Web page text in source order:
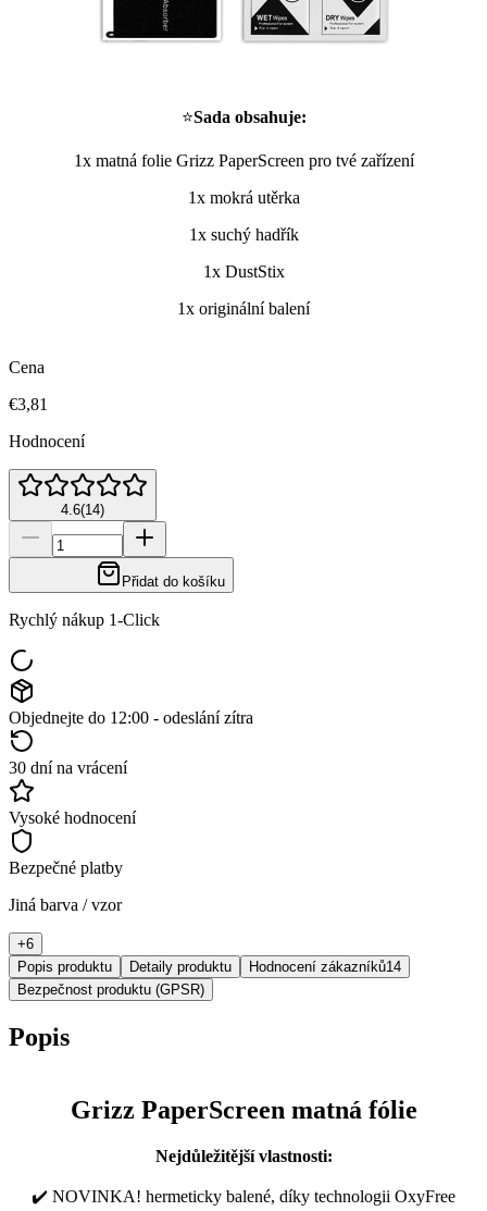
⭐Sada obsahuje:
1x matná folie Grizz PaperScreen pro tvé zařízení
1x mokrá utěrka
1x suchý hadřík
1x DustStix
1x originální balení
Cena
€3,81
Hodnocení
4.6(14)
Přidat do košíku
Rychlý nákup 1-Click
Objednejte do 12:00 - odeslání zítra
30 dní na vrácení
Vysoké hodnocení
Bezpečné platby
Jiná barva / vzor
+6
Popis produktu
Detaily produktu Hodnocení zákazníků14
Bezpečnost produktu (GPSR)
Popis
Grizz PaperScreen matná fólie
Nejdůležitější vlastnosti:
✔️ NOVINKA! hermeticky balené, díky technologii OxyFree